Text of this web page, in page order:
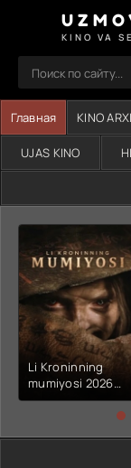
KINO VA
Главная KINO
UJAS KINO
Li Kroninning
mumiyosi 2026
(uzbek tilida
kino) tarjima HD